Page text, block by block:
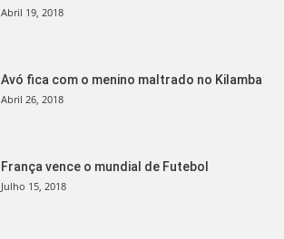
Abril 19, 2018
Avó fica com o menino maltrado no Kilamba
Abril 26, 2018
França vence o mundial de Futebol
Julho 15, 2018